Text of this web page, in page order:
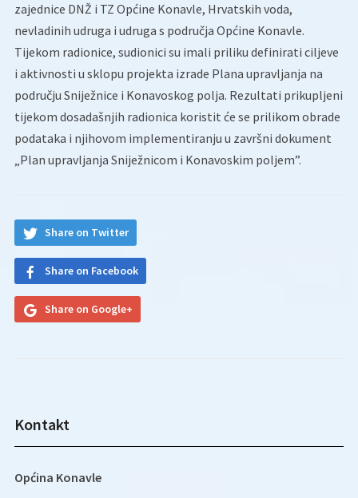
zajednice DNŽ i TZ Općine Konavle, Hrvatskih voda,
nevladinih udruga i udruga s područja Općine Konavle.
Tijekom radionice, sudionici su imali priliku definirati ciljeve
i aktivnosti u sklopu projekta izrade Plana upravljanja na
području Sniježnice i Konavoskog polja. Rezultati prikupljeni
tijekom dosadašnjih radionica koristit će se prilikom obrade
podataka i njihovom implementiranju u završni dokument
„Plan upravljanja Sniježnicom i Konavoskim poljem”.
Share on Twitter
Share on Facebook
Share on Google+
Kontakt
Općina Konavle